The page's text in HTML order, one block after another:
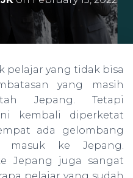
I
G
A
T
N
pelajar yang tidak bisa
yang masih
Jepang. Tetapi
kembali diperketat
ada gelombang
masuk ke Jepang.
Jepang juga sangat